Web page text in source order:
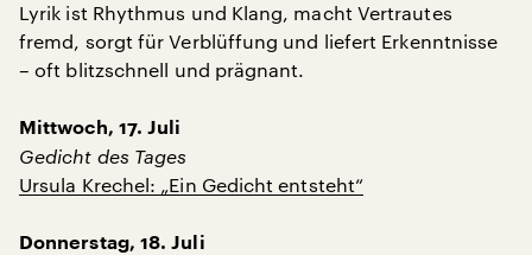
Lyrik ist Rhythmus und Klang, macht Vertrautes
fremd, sorgt für Verblüffung und liefert Erkenntnisse
– oft blitzschnell und prägnant.
Mittwoch, 17. Juli
Gedicht des Tages
Ursula Krechel: „Ein Gedicht entsteht“
Donnerstag, 18. Juli